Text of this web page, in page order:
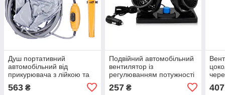
Душ портативний
автомобільний від
прикурювача з лійкою та
кріпленням AUTOMOBILE
SHOWER SET iC227
563 ₴
Подвійний автомобільний
вентилятор із
регулюванням потужності
від прикурювача CZ-212-1
iC227
257₴
AT-
407